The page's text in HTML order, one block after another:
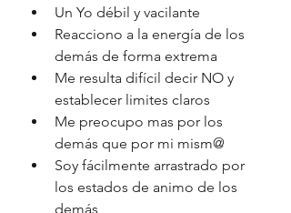
Un Yo débil y vacilante
Reacciono a la energía de los
demás de forma extrema
Me resulta difícil decir NO y
establecer limites claros
Me preocupo mas por los
demás que por mi mism@
Soy fácilmente arrastrado por
los estados de animo de los
demás